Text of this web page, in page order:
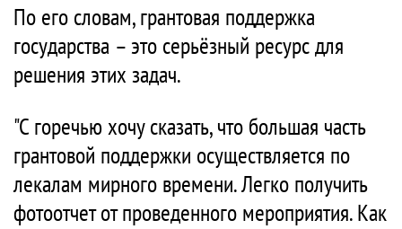
По его словам, грантовая поддержка
государства – это серьёзный ресурс для
решения этих задач.
"С горечью хочу сказать, что большая часть
грантовой поддержки осуществляется по
лекалам мирного времени. Легко получить
фотоотчет от проведенного мероприятия. Как